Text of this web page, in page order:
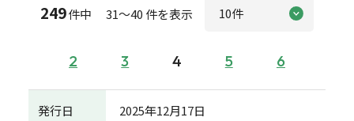
249件中 31～40 件を表示
2 3 4 5 6
発行日 2025年12月17日